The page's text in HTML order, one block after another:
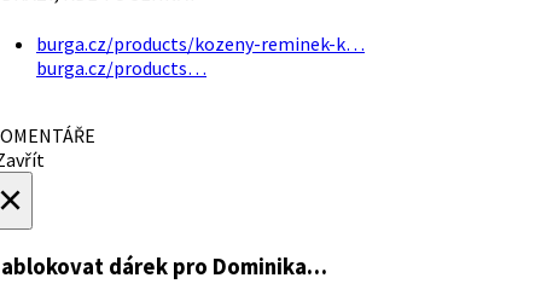
burga.cz/products/kozeny-reminek-k…
burga.cz/products…
dárek pro Dominika…